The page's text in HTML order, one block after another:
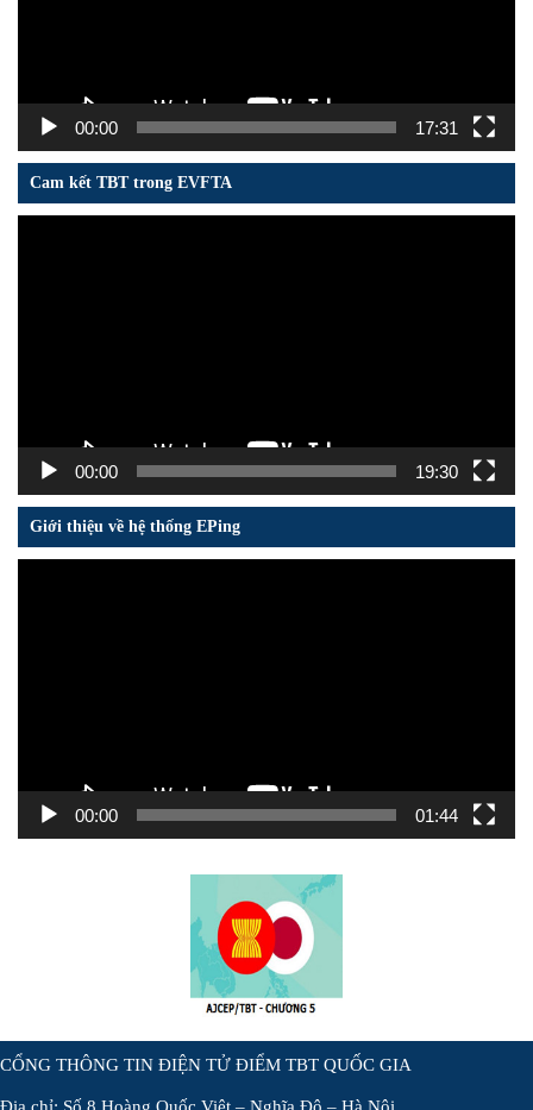
00:00 17:31
Cam kết TBT trong EVFTA
00:00 19:30
Giới thiệu về hệ thống EPing
00:00 01:44
CỔNG THÔNG TIN ĐIỆN TỬ ĐIỂM TBT QUỐC GIA